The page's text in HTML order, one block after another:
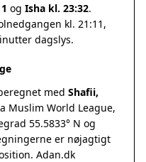
og Isha kl. 23:32.
kl. 21:11,
dagslys.
med Shafii,
Muslim World League,
55.5833° N og
er nøjagtigt
Adan.dk